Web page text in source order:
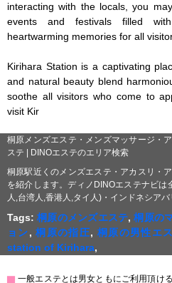
interacting with the locals, you
events and festivals filled
heartwarming memories for all
Kirihara Station is a captivating
and natural beauty blend
soothe all visitors who come to
visit Kir
桐原メンズエステ・メンズマッサージ・
ステ | DINOエステのエリア検索
桐原駅近くのメンズエステ・アカスリ・
を紹介します。ディノDINOエステナビ
人,台湾人,香港人,タイ人)・インドネシア
Tags:桐原のメンズエステ,桐原の
ョン,桐原の指圧, 桐原の男性エ
station of Kirihara,
▇ 一般エステとは男女ともにご利用頂け